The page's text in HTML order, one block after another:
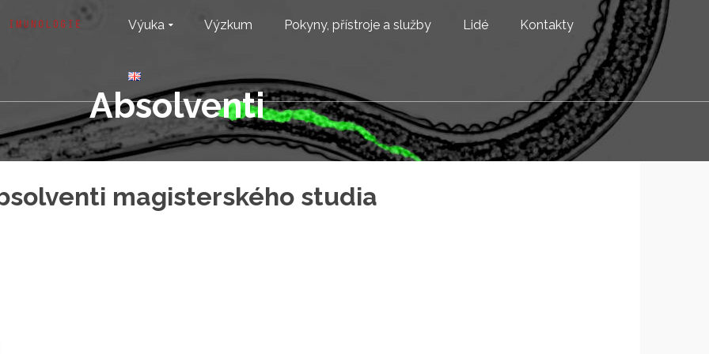
Výuka Výzkum Pokyny, přístroje a služby Lidé Kontakty
Absolventi
magisterského studia